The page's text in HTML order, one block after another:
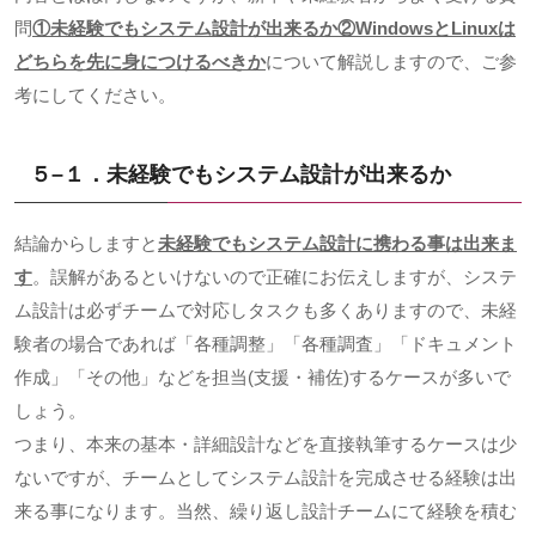
問①未経験でもシステム設計が出来るか②WindowsとLinuxは
どちらを先に身につけるべきかについて解説しますので、ご参
考にしてください。
５– １．未経験でもシステム設計が出来るか
結論からしますと未経験でもシステム設計に携わる事は出来ま
す。誤解があるといけないので正確にお伝えしますが、システ
ム設計は必ずチームで対応しタスクも多くありますので、未経
験者の場合であれば「各種調整」「各種調査」「ドキュメント
作成」「その他」などを担当(支援・補佐)するケースが多いで
しょう。
つまり、本来の基本・詳細設計などを直接執筆するケースは少
ないですが、チームとしてシステム設計を完成させる経験は出
来る事になります。当然、繰り返し設計チームにて経験を積む